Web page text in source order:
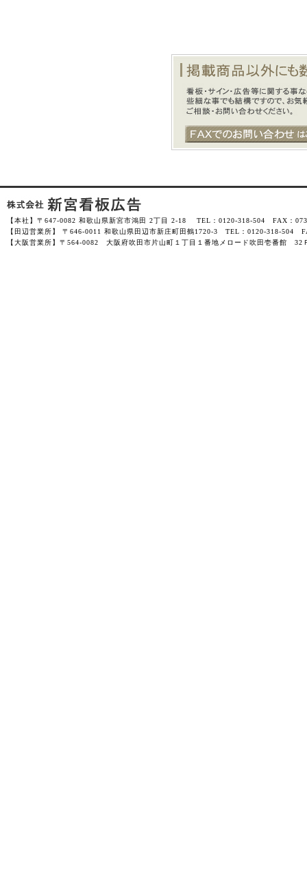
【本社】〒647-0082 和歌山県新宮市鴻田 2丁目 2-18 TEL：0120-318-504 FAX：
【田辺営業所】 〒646-0011 和歌山県田辺市新庄町田鶴1720-3 TEL：0120-318-504
【大阪営業所】〒564-0082 大阪府吹田市片山町１丁目１番地メロード吹田壱番館